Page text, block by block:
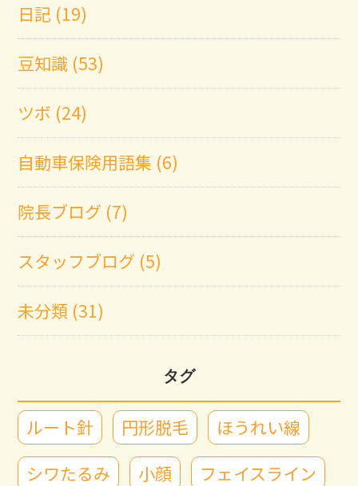
日記 (19)
豆知識 (53)
ツボ (24)
自動車保険用語集 (6)
院長ブログ (7)
スタッフブログ (5)
未分類 (31)
タグ
ルート針 円形脱毛
ほうれい線
シワたるみ
小顔
フェイスライン